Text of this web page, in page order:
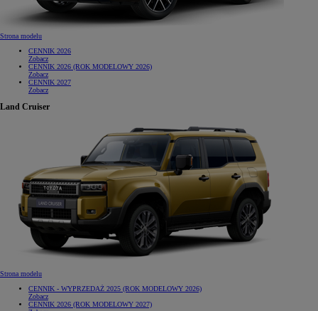
Strona modelu
CENNIK 2026
Zobacz
CENNIK 2026 (ROK MODELOWY 2026)
Zobacz
CENNIK 2027
Zobacz
Land Cruiser
Strona modelu
CENNIK - WYPRZEDAŻ 2025 (ROK MODELOWY 2026)
Zobacz
CENNIK 2026 (ROK MODELOWY 2027)